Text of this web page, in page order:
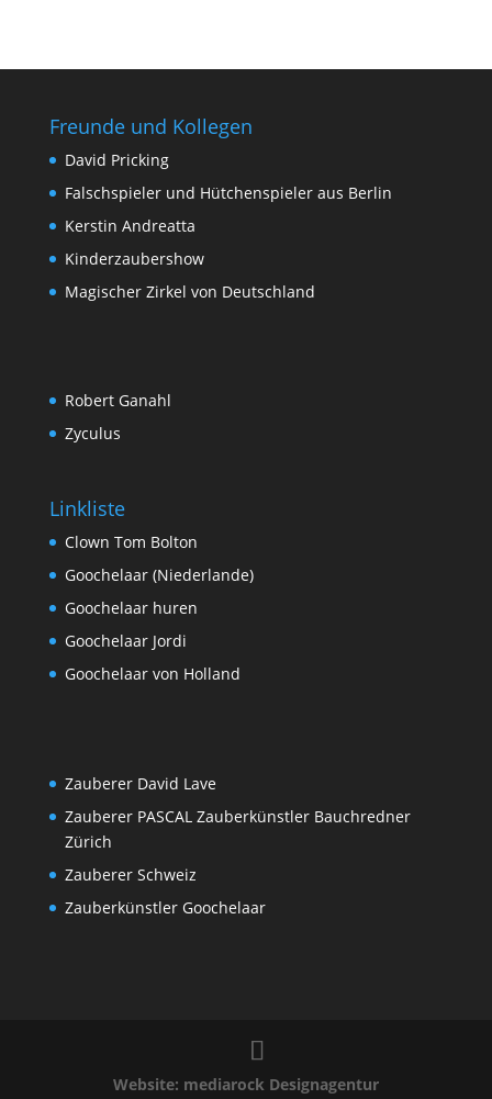
Freunde und Kollegen
David Pricking
Falschspieler und Hütchenspieler aus Berlin
Kerstin Andreatta
Kinderzaubershow
Magischer Zirkel von Deutschland
Robert Ganahl
Zyculus
Linkliste
Clown Tom Bolton
Goochelaar (Niederlande)
Goochelaar huren
Goochelaar Jordi
Goochelaar von Holland
Zauberer David Lave
Zauberer PASCAL Zauberkünstler Bauchredner
Zürich
Zauberer Schweiz
Zauberkünstler Goochelaar
Website: mediarock Designagentur